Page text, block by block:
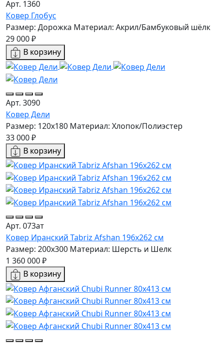
Арт. 1360
Ковер Глобус
Размер: Дорожка Материал: Акрил/Бамбуковый шёлк
29 000 ₽
В корзину
Арт. 3090
Ковер Дели
Размер: 120x180 Материал: Хлопок/Полиэстер
33 000 ₽
В корзину
Арт. 073ат
Ковер Иранский Tabriz Afshan 196x262 см
Размер: 200x300 Материал: Шерсть и Шелк
1 360 000 ₽
В корзину